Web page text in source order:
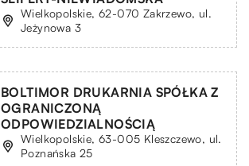
Wielkopolskie, 62-070 Zakrzewo, ul.
Jeżynowa 3
BOLTIMOR DRUKARNIA SPÓŁKA Z
OGRANICZONĄ
ODPOWIEDZIALNOŚCIĄ
Wielkopolskie, 63-005 Kleszczewo, ul.
Poznańska 25